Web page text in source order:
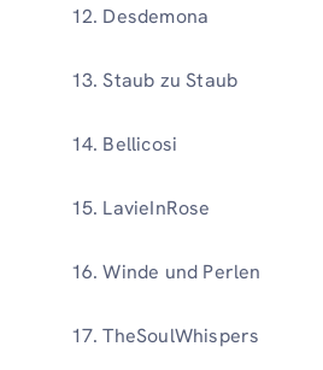
Desdemona
Staub zu Staub
Bellicosi
LavieInRose
Winde und Perlen
TheSoulWhispers